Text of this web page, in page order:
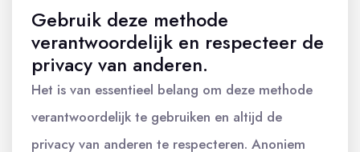
Gebruik deze methode
verantwoordelijk en respecteer de
privacy van anderen.
Het is van essentieel belang om deze methode
verantwoordelijk te gebruiken en altijd de
privacy van anderen te respecteren. Anoniem